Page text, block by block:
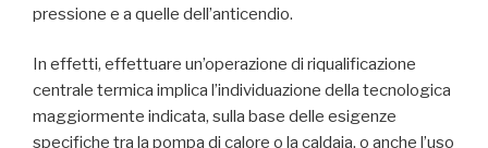
pressione e a quelle dell’anticendio.
In effetti, effettuare un’operazione di riqualificazione
centrale termica implica l’individuazione della tecnologica
maggiormente indicata, sulla base delle esigenze
specifiche tra la pompa di calore o la caldaia, o anche l’uso